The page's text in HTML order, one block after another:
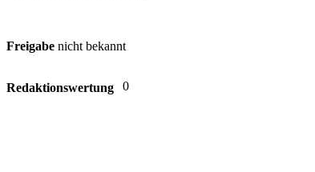
Freigabe nicht bekannt
Redaktionswertung 0